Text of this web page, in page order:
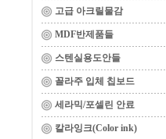
고급 아크릴물감
MDF반제품들
스텐실용도안들
꼴라주 입체 칩보드
세라믹/포셀린 안료
칼라잉크(Color ink)